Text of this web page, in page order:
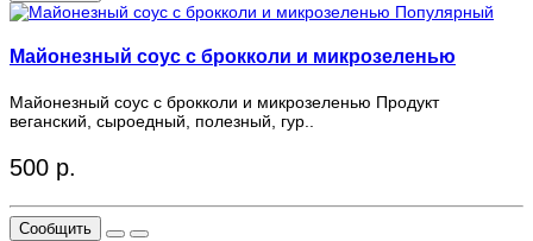
Популярный
Майонезный соус с брокколи и микрозеленью
Майонезный соус с брокколи и микрозеленью Продукт
веганский, сыроедный, полезный, гур..
500 р.
Сообщить